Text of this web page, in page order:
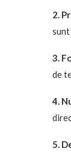
2.
3.
de
4.
5.